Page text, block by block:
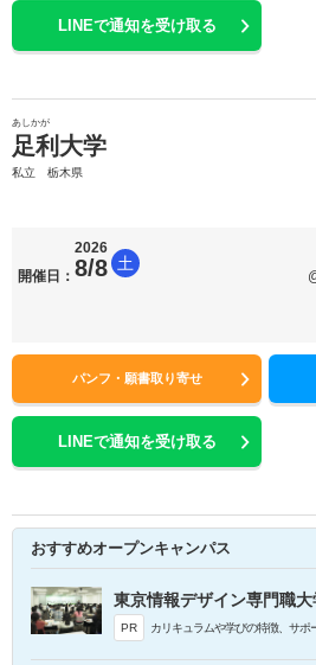
LINEで通知を受け取る
あしかが
足利大学
私立 栃木県
開催日：
2026
8/8 土
パンフ・願書取り寄せ
LINEで通知を受け取る
おすすめオープンキャンパス
東京情報デザイン専門職大
PR カリキュラムや学びの特徴、サポート体制についてご紹介し